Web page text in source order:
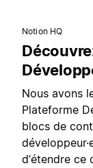
Notion HQ
Nous avons
Plateforme
blocs de
d’étendre ce